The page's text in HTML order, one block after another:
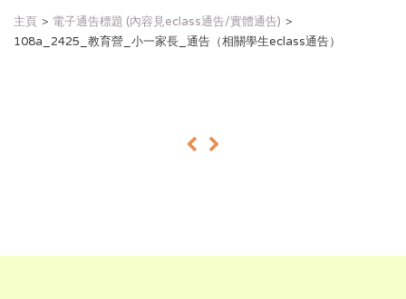
主頁
電子通告標題 (內容見eclass通告/實體通告)
108a_2425_教育營_小一家長_通告（相關學生eclass通告）
« »